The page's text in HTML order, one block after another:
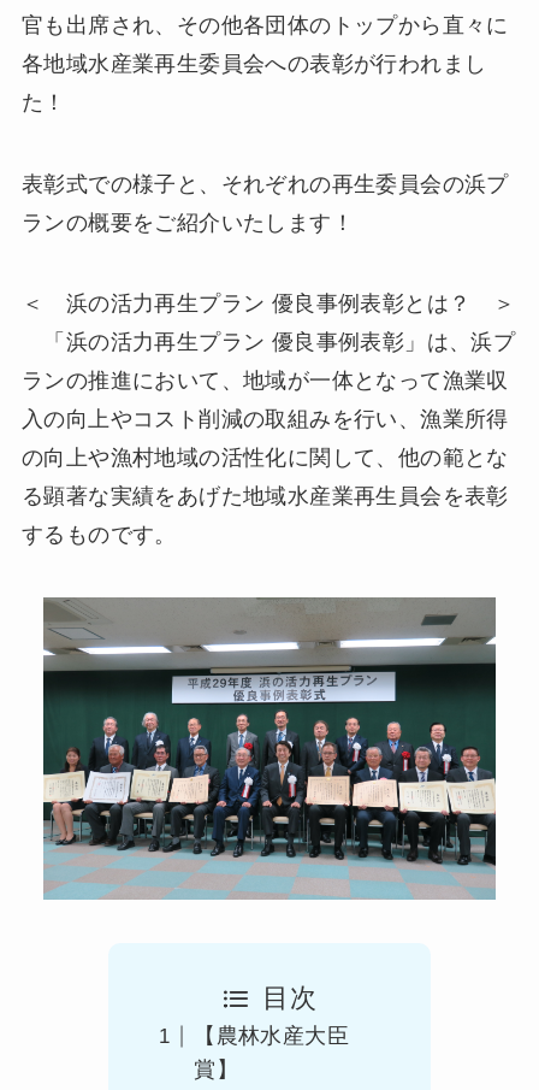
官も出席され、その他各団体のトップから直々に
各地域水産業再生委員会への表彰が行われまし
た！
表彰式での様子と、それぞれの再生委員会の浜プ
ランの概要をご紹介いたします！
＜ 浜の活力再生プラン 優良事例表彰とは？ ＞
「浜の活力再生プラン 優良事例表彰」は、浜プ
ランの推進において、地域が一体となって漁業収
入の向上やコスト削減の取組みを行い、漁業所得
の向上や漁村地域の活性化に関して、他の範とな
る顕著な実績をあげた地域水産業再生員会を表彰
するものです。
目次
【農林水産大臣
賞】